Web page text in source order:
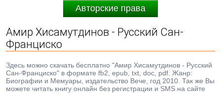
Авторские права
Амир Хисамутдинов - Русский Сан-
Франциско
Здесь можно скачать бесплатно "Амир Хисамутдинов - Русский
Сан-Франциско" в формате fb2, epub, txt, doc, pdf. Жанр:
Биографии и Мемуары, издательство Вече, год 2010. Так же Вы
можете читать книгу онлайн без регистрации и SMS на сайте